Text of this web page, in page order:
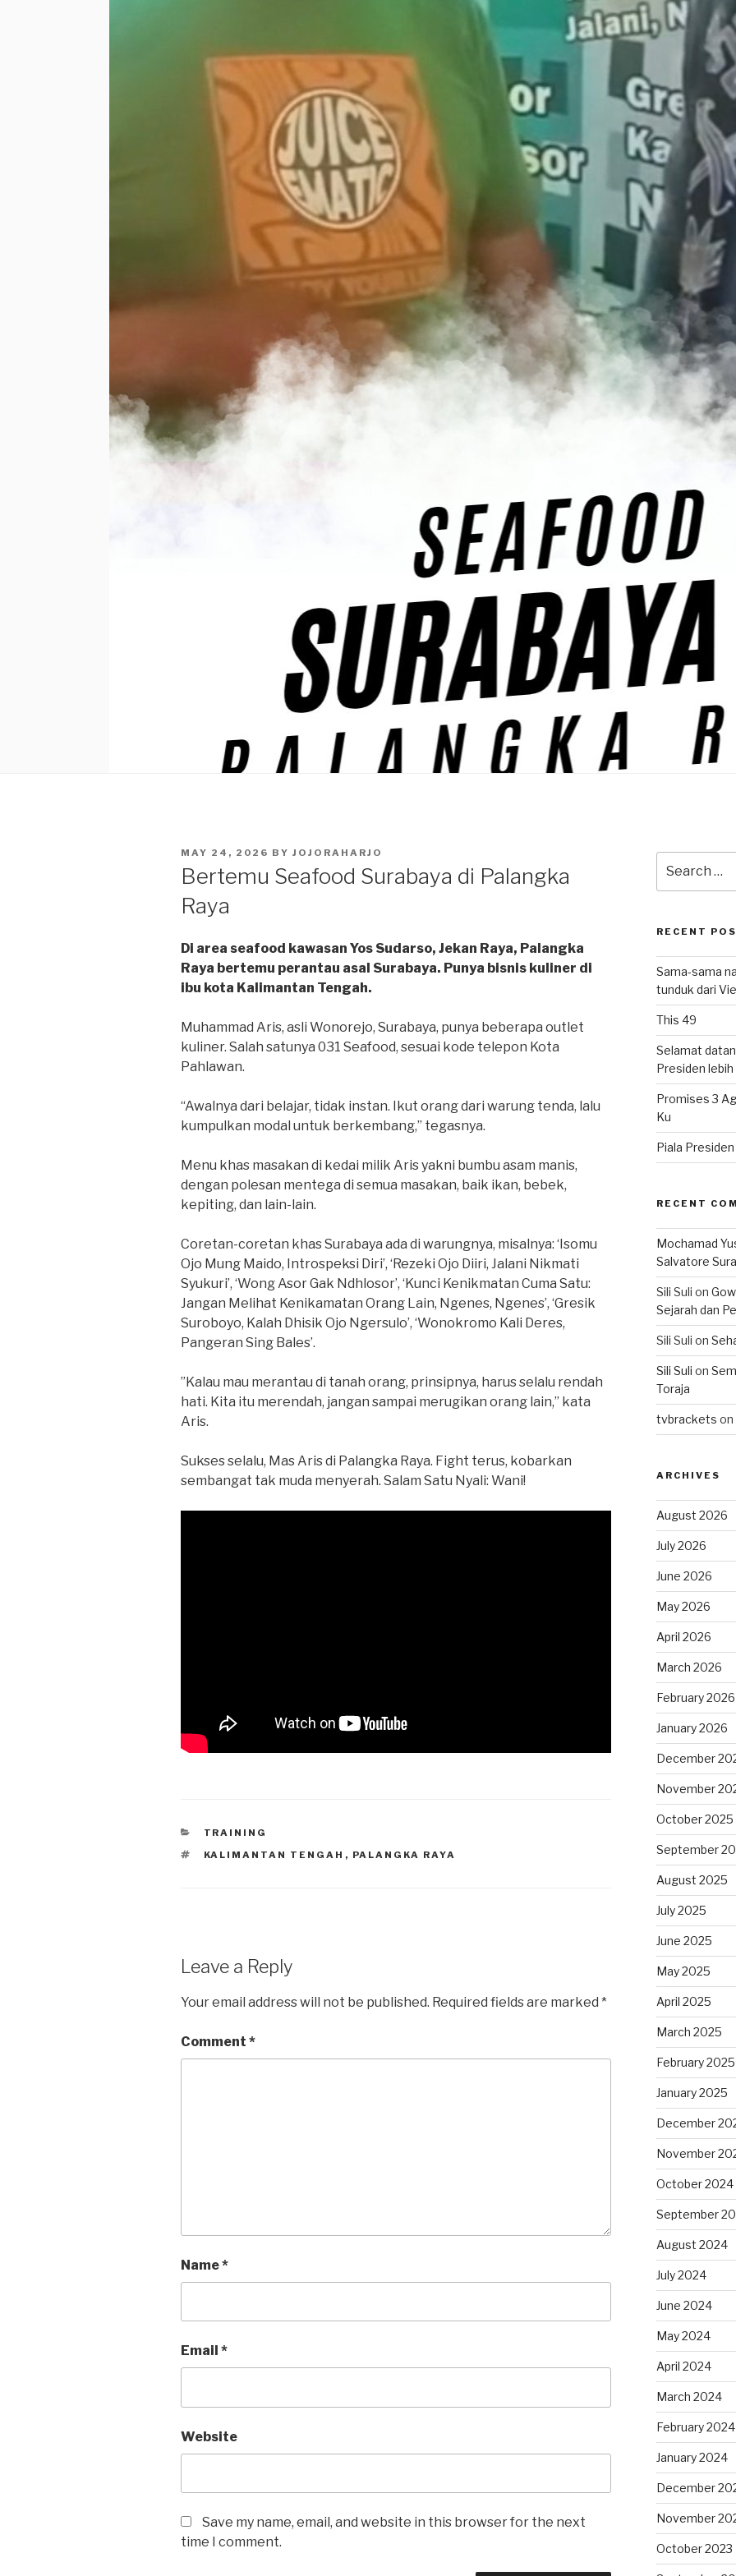
POSTED
MAY 24, 2026 BY JOJORAHARJO
Bertemu Seafood Surabaya di Palangka
Raya
Di area seafood kawasan Yos Sudarso, Jekan Raya, Palangka
Raya bertemu perantau asal Surabaya. Punya bisnis kuliner di
ibu kota Kalimantan Tengah.
Muhammad Aris, asli Wonorejo, Surabaya, punya beberapa outlet
kuliner. Salah satunya 031 Seafood, sesuai kode telepon Kota
Pahlawan.
“Awalnya dari belajar, tidak instan. Ikut orang dari warung tenda, lalu
kumpulkan modal untuk berkembang,” tegasnya.
Menu khas masakan di kedai milik Aris yakni bumbu asam manis,
dengan polesan mentega di semua masakan, baik ikan, bebek,
kepiting, dan lain-lain.
Coretan-coretan khas Surabaya ada di warungnya, misalnya: ‘Isomu
Ojo Mung Maido, Introspeksi Diri’, ‘Rezeki Ojo Diiri, Jalani Nikmati
Syukuri’, ‘Wong Asor Gak Ndhlosor’, ‘Kunci Kenikmatan Cuma Satu:
Jangan Melihat Kenikamatan Orang Lain, Ngenes, Ngenes’, ‘Gresik
Suroboyo, Kalah Dhisik Ojo Ngersulo’, ‘Wonokromo Kali Deres,
Pangeran Sing Bales’.
”Kalau mau merantau di tanah orang, prinsipnya, harus selalu rendah
hati. Kita itu merendah, jangan sampai merugikan orang lain,” kata
Aris.
Sukses selalu, Mas Aris di Palangka Raya. Fight terus, kobarkan
sembangat tak muda menyerah. Salam Satu Nyali: Wani!
CATEGORIES
TRAINING
TAGS
KALIMANTAN TENGAH , PALANGKA RAYA
Leave a Reply
Your email address will not be published. Required fields are marked *
Comment *
Name*
Email *
Website
Save my name, email, and website in this browser for the next
time I comment.
for:
RECENT
Sama-sama
tunduk dari
This 49
Selamat
Presiden lebih
Promises 3
Ku
Piala
RECENT
Mochamad
Salvatore
Sili Suli on
Sejarah dan
Sili Suli on
Sili Suli on
Toraja
tvbrackets on
ARCHIVES
August 2026
July 2026
June 2026
May 2026
April 2026
March 2026
February 2026
January 2026
December
November
October 2025
September
August 2025
July 2025
June 2025
May 2025
April 2025
March 2025
February 2025
January 2025
December
November
October 2024
September
August 2024
July 2024
June 2024
May 2024
April 2024
March 2024
February 2024
January 2024
December
November
October 2023